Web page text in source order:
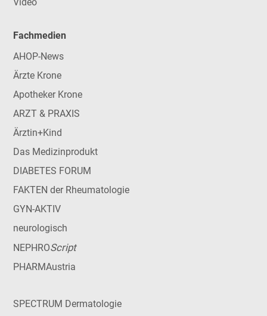
Fachmedien
AHOP-News
Ärzte Krone
Apotheker Krone
ARZT & PRAXIS
Ärztin+Kind
Das Medizinprodukt
DIABETES FORUM
FAKTEN der Rheumatologie
GYN-AKTIV
neurologisch
NEPHROScript
PHARMAustria
SPECTRUM Dermatologie